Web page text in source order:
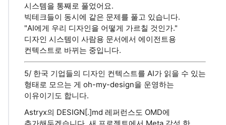
시스템을 통째로 풀었어요.
빅테크들이 동시에 같은 문제를 풀고 있습니다.
"AI에게 우리 디자인을 어떻게 가르칠 것인가."
디자인 시스템이 사람용 문서에서 에이전트용
컨텍스트로 바뀌는 중입니다.
5/ 한국 기업들의 디자인 컨텍스트를 AI가 읽을 수 있는
형태로 모으는 게 oh-my-design을 운영하는
이유이기도 합니다.
Astryx의 DESIGN[.]md 레퍼런스도 OMD에